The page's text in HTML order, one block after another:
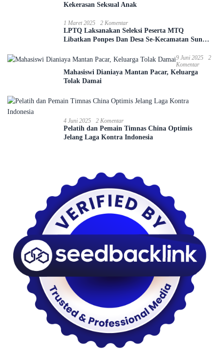
Kekerasan Seksual Anak
1 Maret 2025 2 Komentar
LPTQ Laksanakan Seleksi Peserta MTQ
Libatkan Ponpes Dan Desa Se-Kecamatan Sungai
9 Juni 2025
2
Komentar
Mahasiswi Dianiaya Mantan Pacar, Keluarga
Tolak Damai
4 Juni 2025 2 Komentar
Pelatih dan Pemain Timnas China Optimis
Jelang Laga Kontra Indonesia